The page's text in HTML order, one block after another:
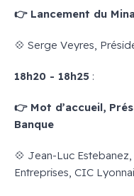
👉 Lancement du
💠 Serge Veyres,
18h20 - 18h25 :
👉 Mot d’accueil,
Banque
💠 Jean-Luc
Entreprises, CIC